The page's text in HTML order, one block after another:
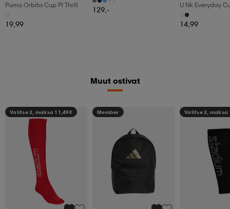
Puma Orbita Cup Pl Thrill
19,99
129,-
U Nk Everyday
3pr
14,99
Muut ostivat
Valitse 2, maksa 11,49€ Member Valitse 2, maksa